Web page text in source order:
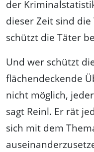
der
dieser Zeit sind
schützt die Täter
Und wer schützt
flächendeckende
nicht möglich,
sagt Reinl. Er rät
sich mit dem